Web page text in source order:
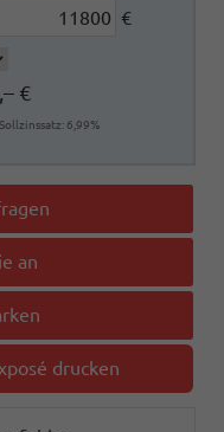
€
€
6,99%
an
drucken